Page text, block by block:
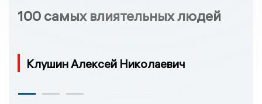
100 самых влиятельных людей
Клушин Алексей Николаевич